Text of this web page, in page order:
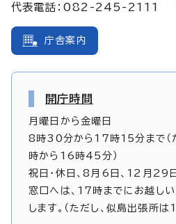
代表電話：082-245-2111
庁舎案内
開庁時間
月曜日から金曜日
8時30分から17時15分まで（
時から16時45分）
祝日・休日、8月6日、12月29
窓口へは、17時までにお越し
します。（ただし、似島出張所